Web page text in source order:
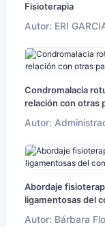
Fisioterapia
Autor: ERI
Condromalacia
relación con otras
Autor:
Abordaje
ligamentosas del
Autor: Bárbara